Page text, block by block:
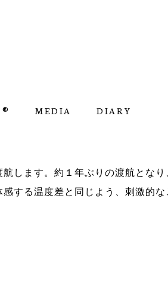
MEDIA DIARY
します。約１年ぶりの渡航となり
する温度差と同じよう、刺激的な